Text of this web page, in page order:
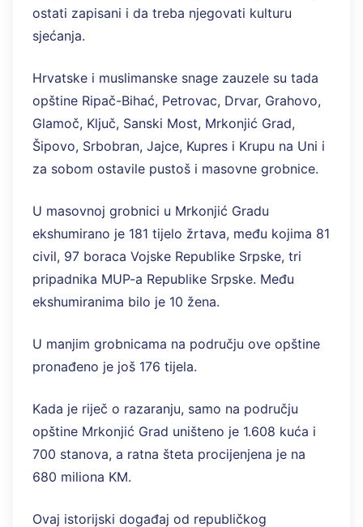
ostati zapisani i da treba njegovati kulturu
sjećanja.
Hrvatske i muslimanske snage zauzele su tada
opštine Ripač-Bihać, Petrovac, Drvar, Grahovo,
Glamoč, Ključ, Sanski Most, Mrkonjić Grad,
Šipovo, Srbobran, Jajce, Kupres i Krupu na Uni i
za sobom ostavile pustoš i masovne grobnice.
U masovnoj grobnici u Mrkonjić Gradu
ekshumirano je 181 tijelo žrtava, među kojima 81
civil, 97 boraca Vojske Republike Srpske, tri
pripadnika MUP-a Republike Srpske. Među
ekshumiranima bilo je 10 žena.
U manjim grobnicama na području ove opštine
pronađeno je još 176 tijela.
Kada je riječ o razaranju, samo na području
opštine Mrkonjić Grad uništeno je 1.608 kuća i
700 stanova, a ratna šteta procijenjena je na
680 miliona KM.
Ovaj istorijski događaj od republičkog